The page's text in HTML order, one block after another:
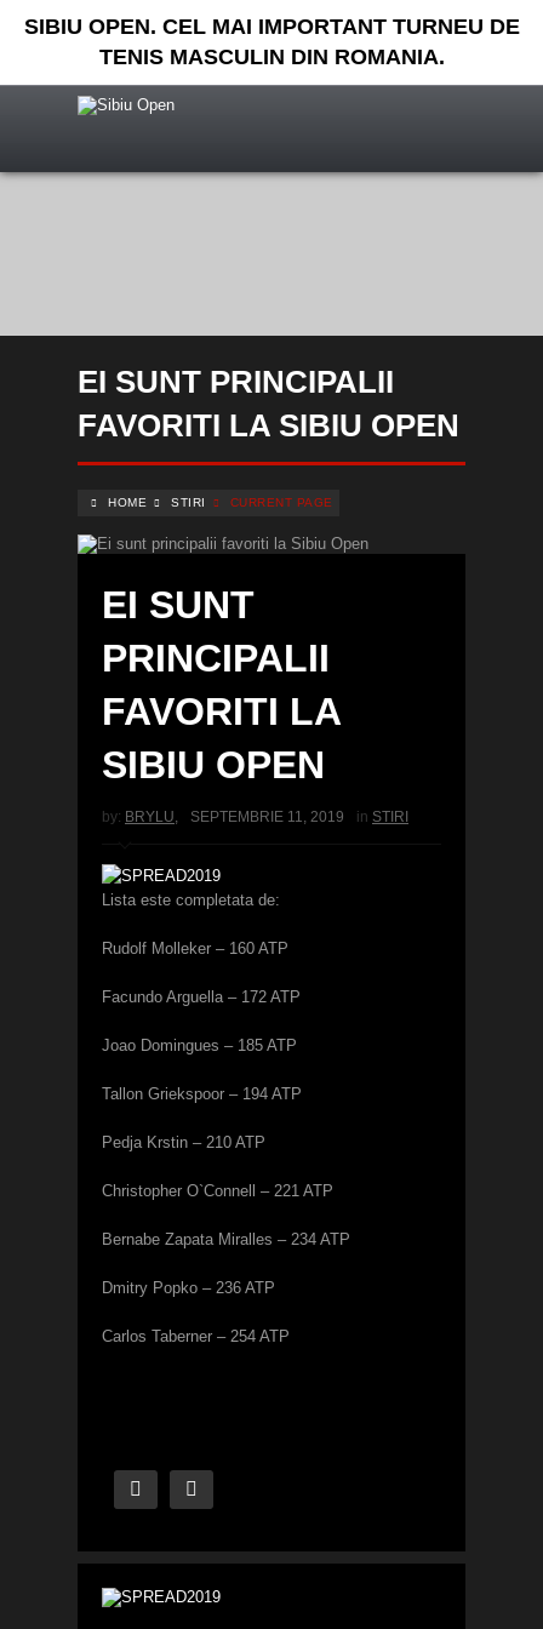
SIBIU OPEN. CEL MAI IMPORTANT TURNEU DE
TENIS MASCULIN DIN ROMANIA.
EI SUNT PRINCIPALII
FAVORITI LA SIBIU OPEN
HOME STIRI CURRENT PAGE
EI SUNT
PRINCIPALII
FAVORITI LA
SIBIU OPEN
by: BRYLU, SEPTEMBRIE 11, 2019 in STIRI
Lista este completata de:
Rudolf Molleker – 160 ATP
Facundo Arguella – 172 ATP
Joao Domingues – 185 ATP
Tallon Griekspoor – 194 ATP
Pedja Krstin – 210 ATP
Christopher O`Connell – 221 ATP
Bernabe Zapata Miralles – 234 ATP
Dmitry Popko – 236 ATP
Carlos Taberner – 254 ATP